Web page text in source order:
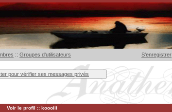
:: Groupes d'utilisateurs S'enregistrer
pour vérifier ses messages privés
Voir le profil :: koooiii